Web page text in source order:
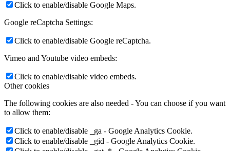
Click to enable/disable Google Maps.
Google reCaptcha Settings:
Click to enable/disable Google reCaptcha.
Vimeo and Youtube video embeds:
Click to enable/disable video embeds.
Other cookies
The following cookies are also needed - You can choose if you want
to allow them:
Click to enable/disable _ga - Google Analytics Cookie.
Click to enable/disable _gid - Google Analytics Cookie.